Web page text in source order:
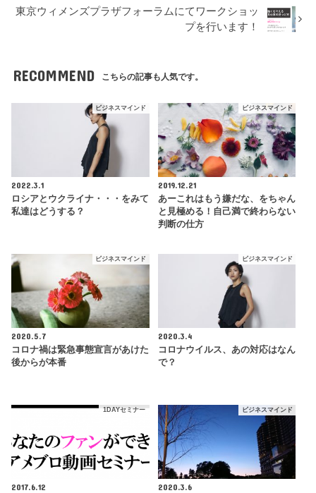
東京ウィメンズプラザフォーラムにてワークショッ
プを行います！
RECOMMEND こちらの記事も人気です。
ビジネスマインド
2022.3.1
ロシアとウクライナ・・・をみて
私達はどうする？
ビジネスマインド
2019.12.21
あーこれはもう嫌だな、をちゃん
と見極める！自己満で終わらない
判断の仕方
ビジネスマインド
2020.5.7
コロナ禍は緊急事態宣言があけた
後からが本番
ビジネスマインド
2020.3.4
コロナウイルス、あの対応はなん
で？
1DAYセミナー
2017.6.12
ビジネスマインド
2020.3.6